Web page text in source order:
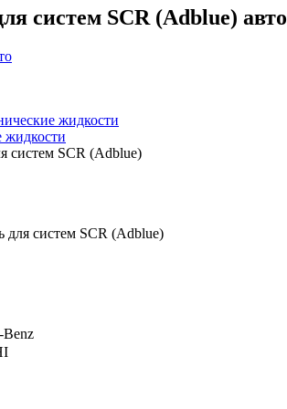
систем SCR (Adblue)
жидкости
жидкости
систем SCR (Adblue)
для систем SCR (Adblue)
Benz